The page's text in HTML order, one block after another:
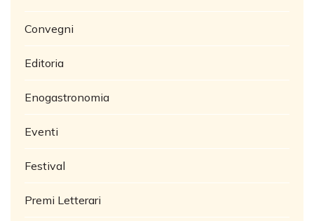
Convegni
Editoria
Enogastronomia
Eventi
Festival
Premi Letterari